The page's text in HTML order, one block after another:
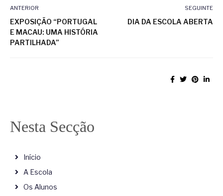
ANTERIOR
EXPOSIÇÃO “PORTUGAL
E MACAU: UMA HISTÓRIA
PARTILHADA”
SEGUINTE
DIA DA ESCOLA ABERTA
Nesta Secção
Início
A Escola
Os Alunos